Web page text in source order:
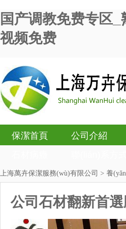
国产调教免费专区
视频免费
保潔首頁 公司介紹
上海萬卉保潔服務(wù)有限公司 > 養
公司石材翻新首